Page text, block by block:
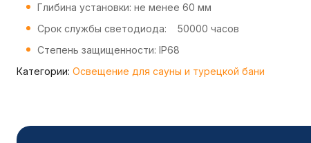
Глибина установки: не менее 60 мм
Срок службы светодиода: 50000 часов
Степень защищенности: IP68
Категории: Освещение для сауны и турецкой бани